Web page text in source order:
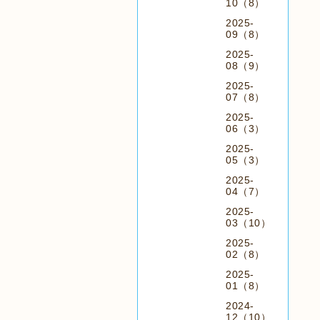
10（8）
2025-
09（8）
2025-
08（9）
2025-
07（8）
2025-
06（3）
2025-
05（3）
2025-
04（7）
2025-
03（10）
2025-
02（8）
2025-
01（8）
2024-
12（10）